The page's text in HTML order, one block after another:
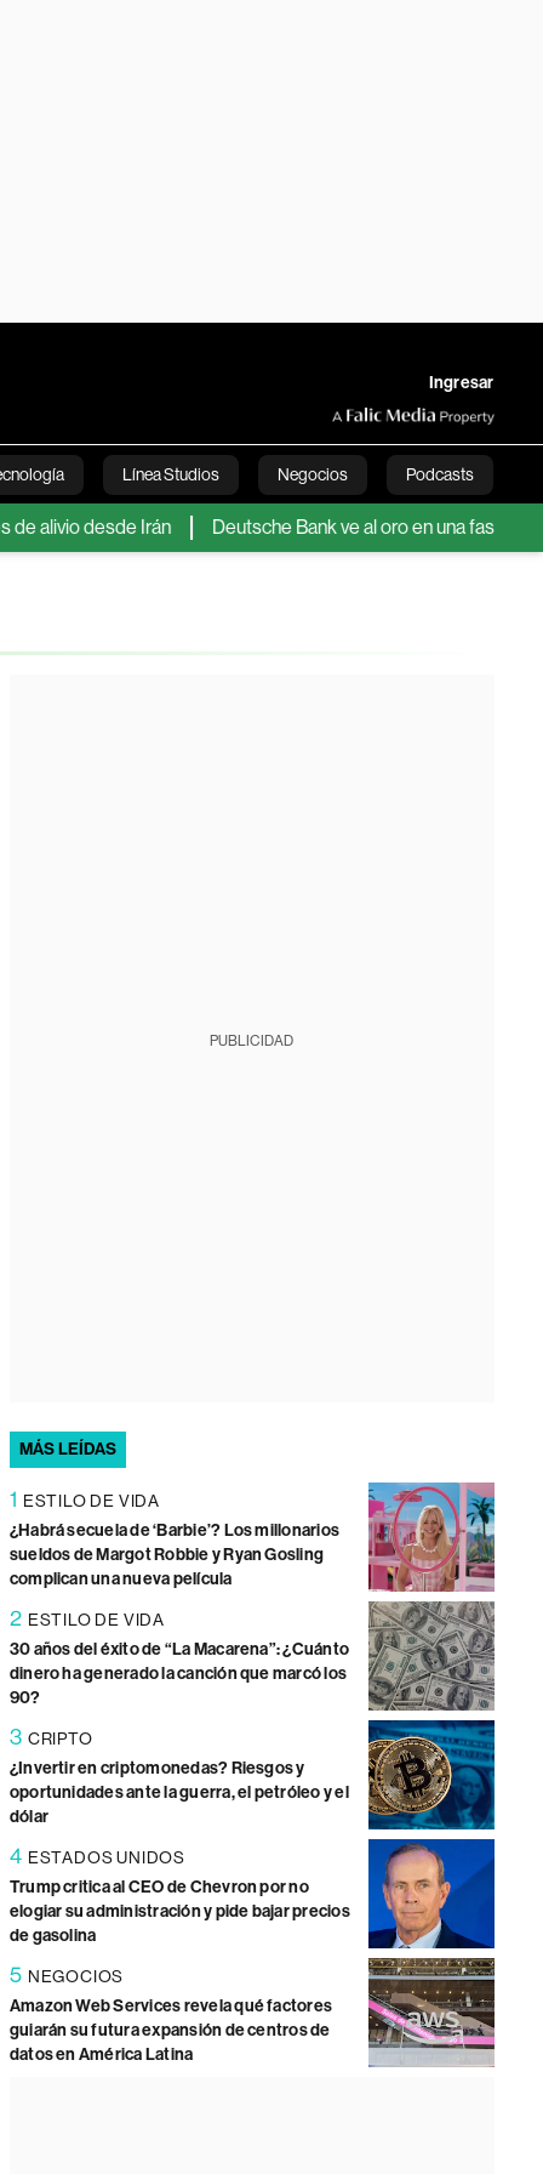
Ingresar
Línea Studios Negocios Podcasts
English
desde Irán Deutsche Bank ve al oro en una fase explosiva
PUBLICIDAD
MÁS LEÍDAS
1 ESTILO DE VIDA
¿Habrá secuela de ‘Barbie’? Los millonarios
sueldos de Margot Robbie y Ryan Gosling
complican una nueva película
2 ESTILO DE VIDA
30 años del éxito de “La Macarena”: ¿Cuánto
dinero ha generado la canción que marcó los
90?
3 CRIPTO
¿Invertir en criptomonedas? Riesgos y
oportunidades ante la guerra, el petróleo y el
dólar
4 ESTADOS UNIDOS
Trump critica al CEO de Chevron por no
elogiar su administración y pide bajar precios
de gasolina
5 NEGOCIOS
Amazon Web Services revela qué factores
guiarán su futura expansión de centros de
datos en América Latina